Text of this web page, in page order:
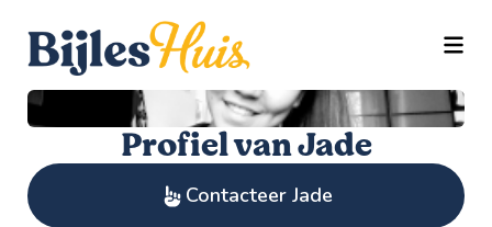
Profiel van Jade
Contacteer Jade